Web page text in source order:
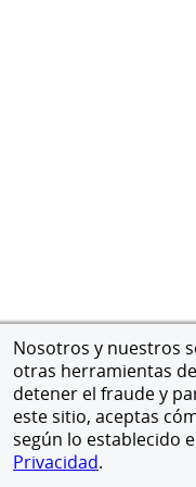
Nosotros y nuestros
otras herramientas
detener el fraude y
este sitio, aceptas
según lo establecido
Privacidad.